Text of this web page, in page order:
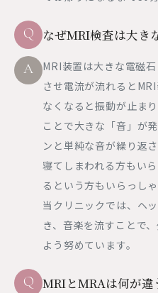
Q
なぜMRI検査は大き
A
MRI装置は大きな電磁
させ電流が流れると
なくなると振動が止ま
ことで大きな「音」が
ンと単純な音が繰り返
寝てしまわれる方もい
るという方もいらっしゃ
当クリニックでは、ヘ
き、音楽を流すことで
よう努めています。
Q MRIとMRAは何が違